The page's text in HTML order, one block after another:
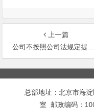
上一篇
公司不按照公司法规定提取法定公积金、法定公益金的，如何处理？
文
章
总部地址：北京市海
室 邮政编码：